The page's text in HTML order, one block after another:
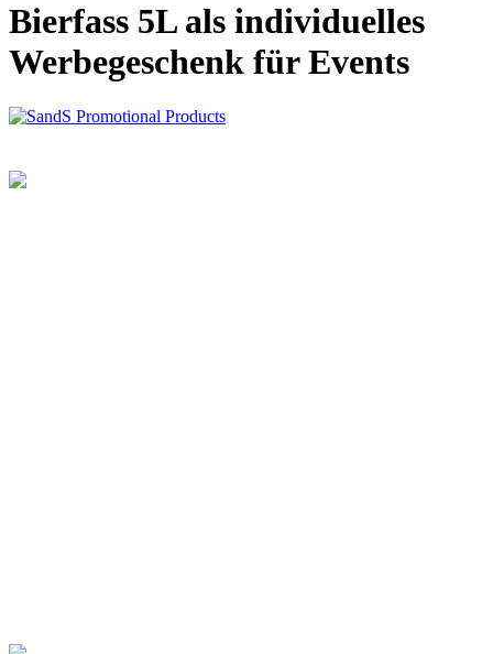
Bierfass 5L als individuelles
Werbegeschenk für Events